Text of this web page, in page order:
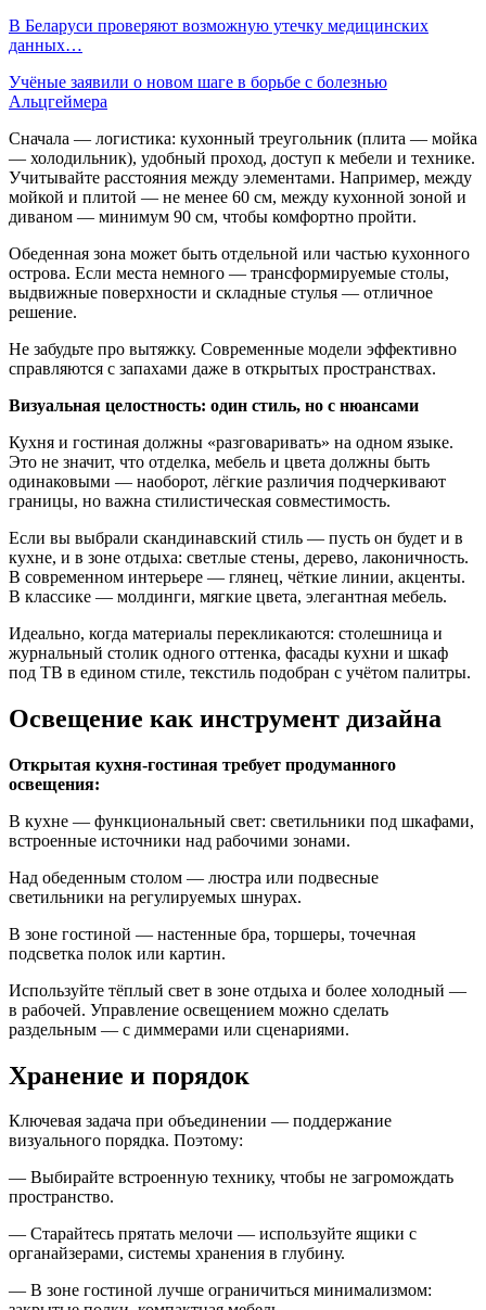
В Беларуси проверяют возможную утечку медицинских
данных…
Учёные заявили о новом шаге в борьбе с болезнью
Альцгеймера
Сначала — логистика: кухонный треугольник (плита — мойка
— холодильник), удобный проход, доступ к мебели и технике.
Учитывайте расстояния между элементами. Например, между
мойкой и плитой — не менее 60 см, между кухонной зоной и
диваном — минимум 90 см, чтобы комфортно пройти.
Обеденная зона может быть отдельной или частью кухонного
острова. Если места немного — трансформируемые столы,
выдвижные поверхности и складные стулья — отличное
решение.
Не забудьте про вытяжку. Современные модели эффективно
справляются с запахами даже в открытых пространствах.
Визуальная целостность: один стиль, но с нюансами
Кухня и гостиная должны «разговаривать» на одном языке.
Это не значит, что отделка, мебель и цвета должны быть
одинаковыми — наоборот, лёгкие различия подчеркивают
границы, но важна стилистическая совместимость.
Если вы выбрали скандинавский стиль — пусть он будет и в
кухне, и в зоне отдыха: светлые стены, дерево, лаконичность.
В современном интерьере — глянец, чёткие линии, акценты.
В классике — молдинги, мягкие цвета, элегантная мебель.
Идеально, когда материалы перекликаются: столешница и
журнальный столик одного оттенка, фасады кухни и шкаф
под ТВ в едином стиле, текстиль подобран с учётом палитры.
Освещение как инструмент дизайна
Открытая кухня-гостиная требует продуманного
освещения:
В кухне — функциональный свет: светильники под шкафами,
встроенные источники над рабочими зонами.
Над обеденным столом — люстра или подвесные
светильники на регулируемых шнурах.
В зоне гостиной — настенные бра, торшеры, точечная
подсветка полок или картин.
Используйте тёплый свет в зоне отдыха и более холодный —
в рабочей. Управление освещением можно сделать
раздельным — с диммерами или сценариями.
Хранение и порядок
Ключевая задача при объединении — поддержание
визуального порядка. Поэтому:
— Выбирайте встроенную технику, чтобы не загромождать
пространство.
— Старайтесь прятать мелочи — используйте ящики с
органайзерами, системы хранения в глубину.
— В зоне гостиной лучше ограничиться минимализмом: